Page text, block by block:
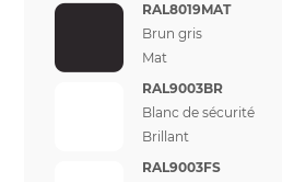
RAL8019MAT
Brun gris
Mat
RAL9003BR
Blanc de sécurité
Brillant
RAL9003FS